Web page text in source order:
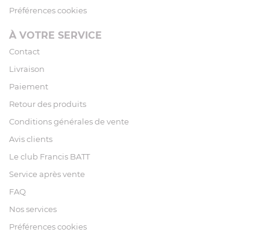
Préférences cookies
À VOTRE SERVICE
Contact
Livraison
Paiement
Retour des produits
Conditions générales de vente
Avis clients
Le club Francis BATT
Service après vente
FAQ
Nos services
Préférences cookies